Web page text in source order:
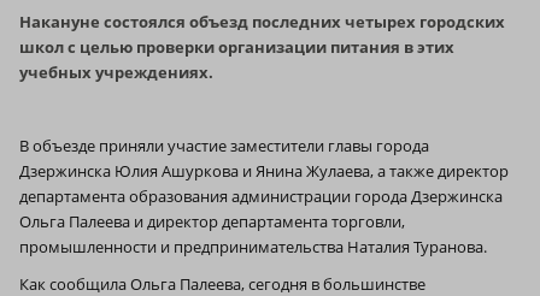
Накануне состоялся объезд последних четырех городских
школ с целью проверки организации питания в этих
учебных учреждениях.
В объезде приняли участие заместители главы города
Дзержинска Юлия Ашуркова и Янина Жулаева, а также директор
департамента образования администрации города Дзержинска
Ольга Палеева и директор департамента торговли,
промышленности и предпринимательства Наталия Туранова.
Как сообщила Ольга Палеева, сегодня в большинстве